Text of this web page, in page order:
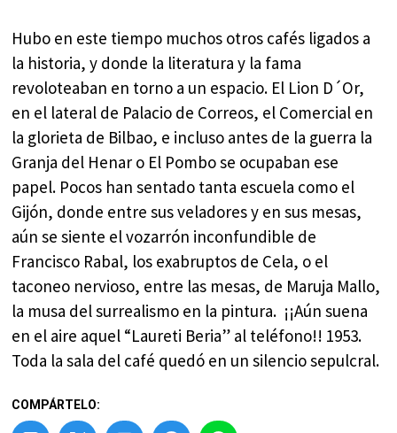
Hubo en este tiempo muchos otros cafés ligados a
la historia, y donde la literatura y la fama
revoloteaban en torno a un espacio. El Lion D´Or,
en el lateral de Palacio de Correos, el Comercial en
la glorieta de Bilbao, e incluso antes de la guerra la
Granja del Henar o El Pombo se ocupaban ese
papel. Pocos han sentado tanta escuela como el
Gijón, donde entre sus veladores y en sus mesas,
aún se siente el vozarrón inconfundible de
Francisco Rabal, los exabruptos de Cela, o el
taconeo nervioso, entre las mesas, de Maruja Mallo,
la musa del surrealismo en la pintura. ¡¡Aún suena
en el aire aquel “Laureti Beria” al teléfono!! 1953.
Toda la sala del café quedó en un silencio sepulcral.
COMPÁRTELO: